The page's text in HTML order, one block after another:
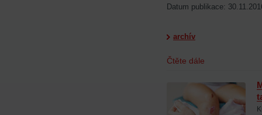
Datum publikace:
archív
Čtěte dále